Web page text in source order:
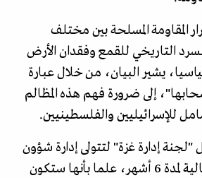
المقاومة المسلحة بين مختلف
التاريخي للقمع وفقدان الأرض
يشير البيان، من خلال عبارة
إلى ضرورة فهم هذه المظالم
للإسرائيليين والفلسطينيين.
"لجنة إدارة غزة" لتتولى إدارة شؤون
القطاع في مرحلة انتقالية لمدة 6 أشهر، علما بأنها ستكون